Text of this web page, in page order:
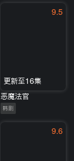
9.5
更新至16集
恶魔法官
韩剧
9.6